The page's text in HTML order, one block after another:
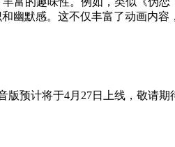
幽默感。这不仅丰富了动画内
版预计将于4月27日上线，敬请期